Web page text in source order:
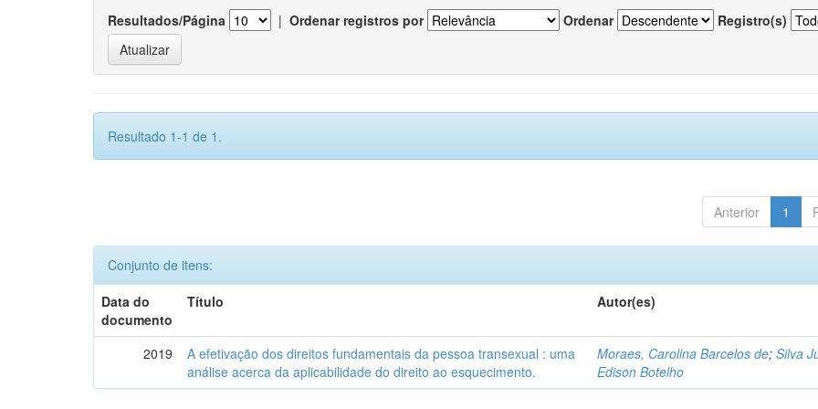
Resultados/Página | Ordenar registros por Ordenar Registro(s)
Resultado 1-1 de 1.
Anterior 1
Conjunto de itens:
Data do
documento
Título Autor(es)
2019
A efetivação dos direitos fundamentais da pessoa transexual : uma
análise acerca da aplicabilidade do direito ao esquecimento.
Moraes, Carolina Barcelos de;Silva
Edison Botelho